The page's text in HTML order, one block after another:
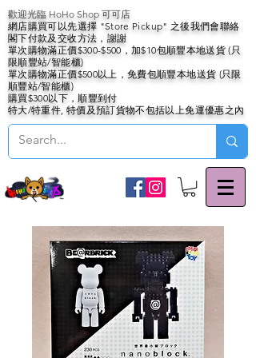
歡迎光臨 HoHo Shop 可可店
網店購買可以先選擇 "Store Pickup" 之後我們會聯絡
閣下付款及交收方法，謝謝
單次購物滿正價$300-$500，加$10包順豐本地送貨 (只
限順豐站/智能櫃)
單次購物滿正價$500以上，免費包順豐本地送貨 (只限
順豐站/智能櫃)
購買$300以下，順豐到付
特大/特重件, 特價及預訂貨物不包括以上免運優惠之內